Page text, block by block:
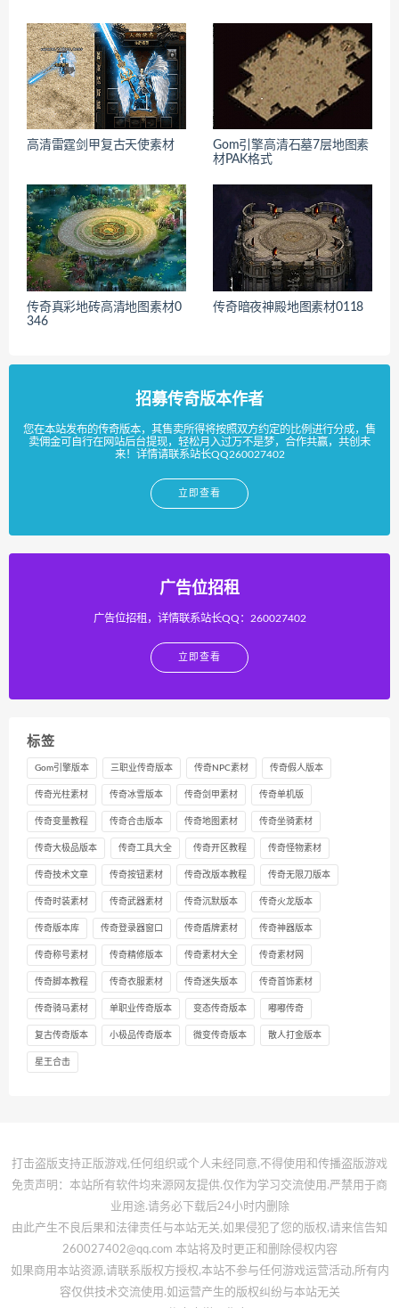
高清雷霆剑甲复古天使素材
Gom引擎高清石墓7层地图素
材PAK格式
传奇真彩地砖高清地图素材0
346
传奇暗夜神殿地图素材0118
招募传奇版本作者
您在本站发布的传奇版本，其售卖所得将按照双方约定的比例进行分成，售
卖佣金可自行在网站后台提现，轻松月入过万不是梦，合作共赢，共创未
来！详情请联系站长QQ260027402
立即查看
广告位招租
广告位招租，详情联系站长QQ：260027402
立即查看
标签
Gom引擎版本 三职业传奇版本 传奇NPC素材 传奇假人版本
传奇光柱素材 传奇冰雪版本 传奇剑甲素材 传奇单机版
传奇变量教程 传奇合击版本 传奇地图素材 传奇坐骑素材
传奇大极品版本 传奇工具大全 传奇开区教程 传奇怪物素材
传奇技术文章 传奇按钮素材 传奇改版本教程 传奇无限刀版本
传奇时装素材 传奇武器素材 传奇沉默版本 传奇火龙版本
传奇版本库 传奇登录器窗口 传奇盾牌素材 传奇神器版本
传奇称号素材 传奇精修版本 传奇素材大全 传奇素材网
传奇脚本教程 传奇衣服素材 传奇迷失版本 传奇首饰素材
传奇骑马素材 单职业传奇版本 变态传奇版本 嘟嘟传奇
复古传奇版本 小极品传奇版本 微变传奇版本 散人打金版本
星王合击
打击盗版支持正版游戏,任何组织或个人未经同意,不得使用和传播盗版游戏
免责声明：本站所有软件均来源网友提供.仅作为学习交流使用.严禁用于商
业用途.请务必下载后24小时内删除
由此产生不良后果和法律责任与本站无关,如果侵犯了您的版权,请来信告知
260027402@qq.com 本站将及时更正和删除侵权内容
如果商用本站资源,请联系版权方授权,本站不参与任何游戏运营活动,所有内
容仅供技术交流使用.如运营产生的版权纠纷与本站无关